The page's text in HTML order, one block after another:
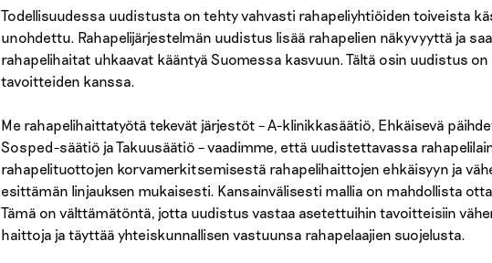
Todellisuudessa uudistusta on tehty vahvasti rahapeliyhtiöiden toiveista
unohdettu. Rahapelijärjestelmän uudistus lisää rahapelien näkyvyyttä ja
rahapelihaitat uhkaavat kääntyä Suomessa kasvuun. Tältä osin uudistus
tavoitteiden kanssa.
Me rahapelihaittatyötä tekevät järjestöt – A-klinikkasäätiö, Ehkäisevä
Sosped-säätiö ja Takuusäätiö – vaadimme, että uudistettavassa
rahapelituottojen korvamerkitsemisestä rahapelihaittojen ehkäisyyn ja
esittämän linjauksen mukaisesti. Kansainvälisesti mallia on mahdollista
Tämä on välttämätöntä, jotta uudistus vastaa asetettuihin tavoitteisiin
haittoja ja täyttää yhteiskunnallisen vastuunsa rahapelaajien suojelusta.